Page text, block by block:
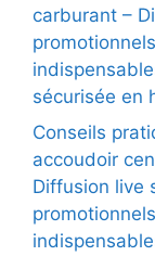
carburant –
promotionnels
sécurisée en
Conseils
accoudoir
Diffusion live
promotionnels